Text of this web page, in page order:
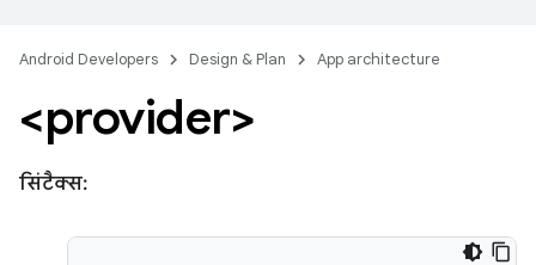
Android Developers Design & Plan App architecture
<provider>
सिंटैक्स: